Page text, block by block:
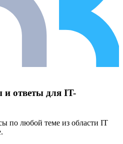
ответы для IT-
по любой теме из области IT